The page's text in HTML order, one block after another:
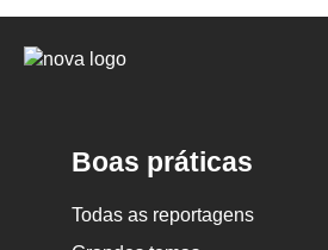
Logo
Boas práticas
Todas as reportagens